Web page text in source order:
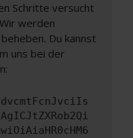
Schritte versucht
werden
Du kannst
uns bei der